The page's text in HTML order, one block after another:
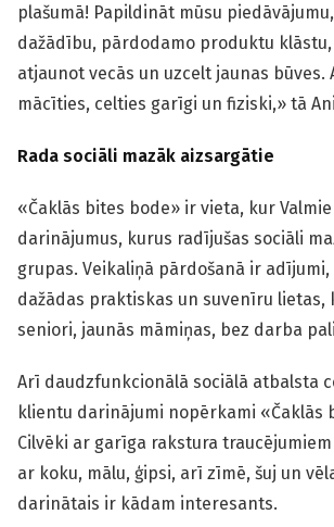
plašumā! Papildināt mūsu
dažādību, pārdodamo produktu
atjaunot vecās un uzcelt jaunas būves.
mācīties, celties garīgi un fiziski,» tā
Rada sociāli mazāk aizsargātie
«Čaklās bites bode» ir vieta, kur
darinājumus, kurus radījušas sociāli
grupas. Veikaliņā pārdošanā ir
dažādas praktiskas un suvenīru lietas,
seniori, jaunās māmiņas, bez darba
Arī daudzfunkcionālā sociālā atbalsta
klientu darinājumi nopērkami «Čaklās
Cilvēki ar garīga rakstura
ar koku, mālu, ģipsi, arī zīmē, šuj un
darinātais ir kādam interesants.